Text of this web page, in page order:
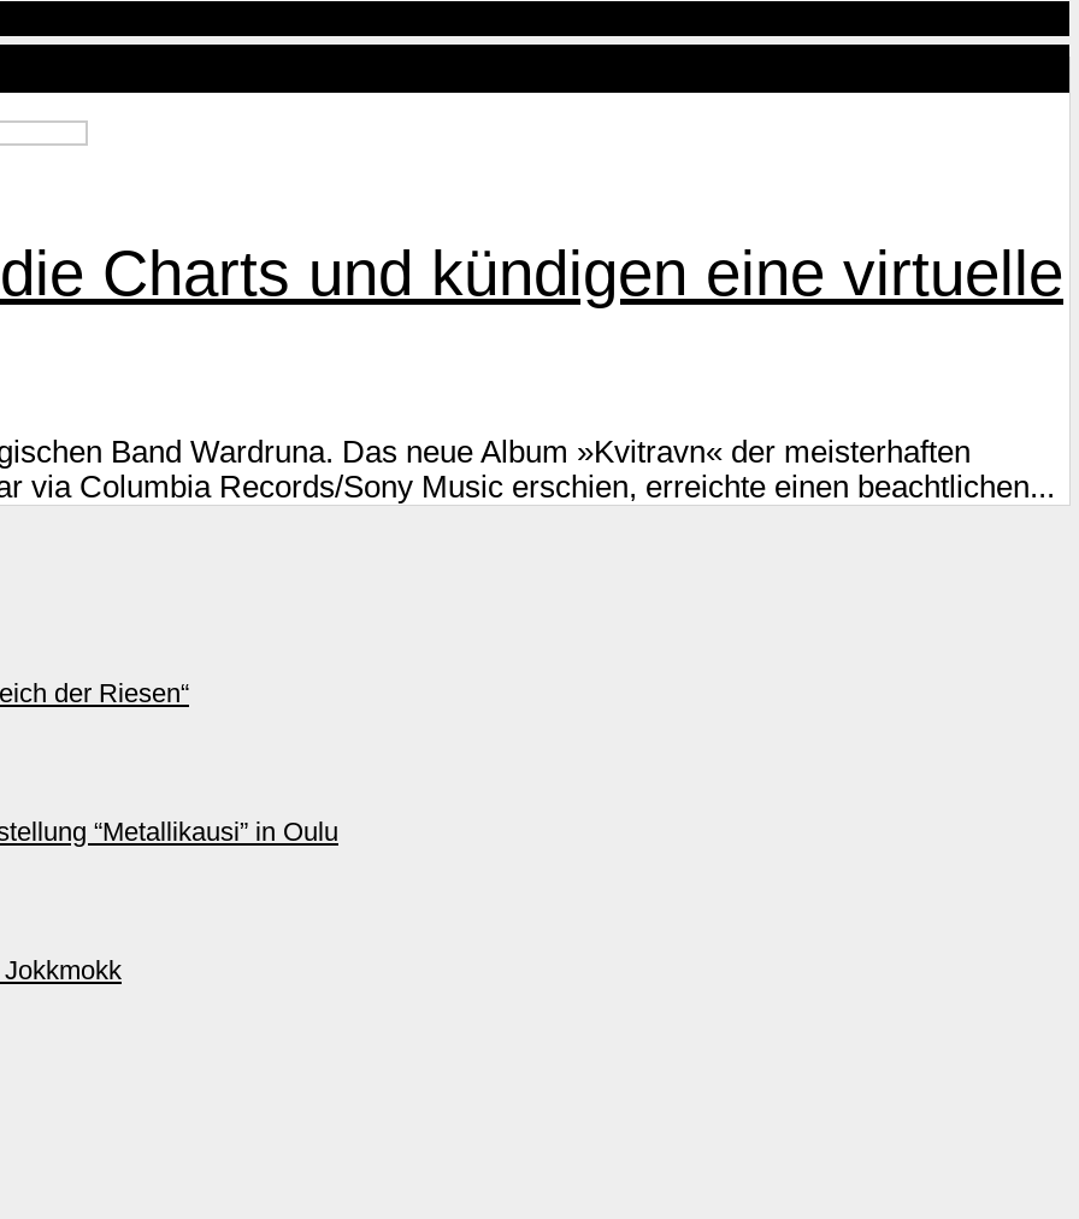
Charts und kündigen eine virtuelle
Band Wardruna. Das neue Album »Kvitravn« der meisterhaften
via Columbia Records/Sony Music erschien, erreichte einen beachtlichen...
der Riesen“
“Metallikausi” in Oulu